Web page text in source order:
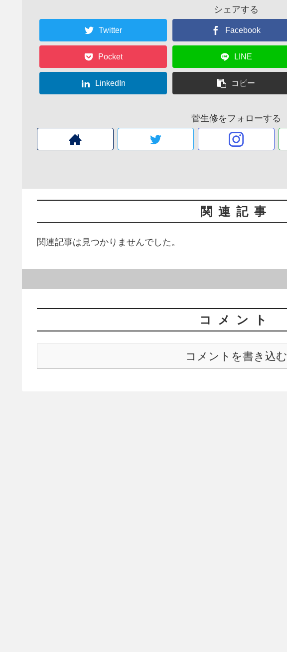
シェアする
Twitter Facebook
Pocket LINE
LinkedIn コピー
菅生修をフォローする
関連記事
関連記事は見つかりませんでした。
コメント
コメントを書き込む